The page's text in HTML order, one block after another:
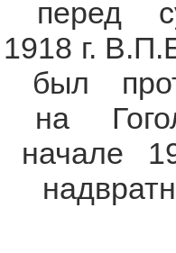
перед
г.
на
начале